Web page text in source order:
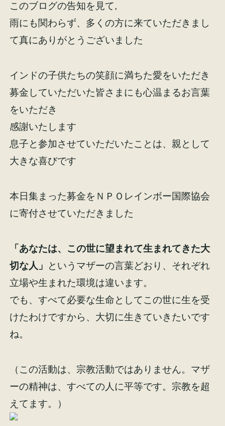
このブログの告知を見て,
雨にも関わらず、多くの方に来ていただきまし
て真にありがとうございました
インドの子供たちの笑顔に満ちた愛をいただき
募金していただいた皆さまにも心温まるお言葉
をいただき
感謝いたします
息子と参加させていただいたことは、親として
大きな喜びです
本日集まった募金をＮＰＯレインボー国際協会
に寄付させていただきました
「あなたは、この世に望まれて生まれてきた大
切な人」
というマザーの言葉どおり、それぞれ
立場や生まれた環境は違います。
でも、すべて必要な生命としてこの世に生を受
けたわけですから、大切に生きていきたいです
ね。
（この活動は、宗教活動ではありません。マザ
ーの精神は、すべての人に平等です。宗教を超
えてます。）
施工事例 お客様の声
会社概要
スタッフ紹介
家づくりコラム
オンラインショップ